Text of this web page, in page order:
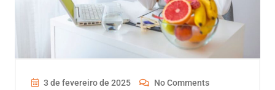
3 de fevereiro de 2025 No Comments